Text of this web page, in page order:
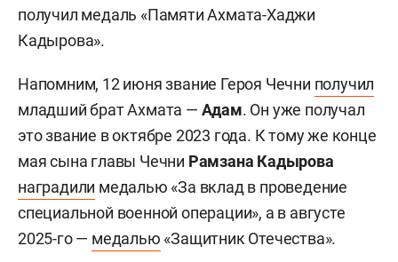
получил медаль «Памяти Ахмата-Хаджи
Кадырова».
Напомним, 12 июня звание Героя Чечни получил
младший брат Ахмата — Адам. Он уже получал
это звание в октябре 2023 года. К тому же конце
мая сына главы Чечни Рамзана Кадырова
наградили медалью «За вклад в проведение
специальной военной операции», а в августе
2025-го — медалью «Защитник Отечества».